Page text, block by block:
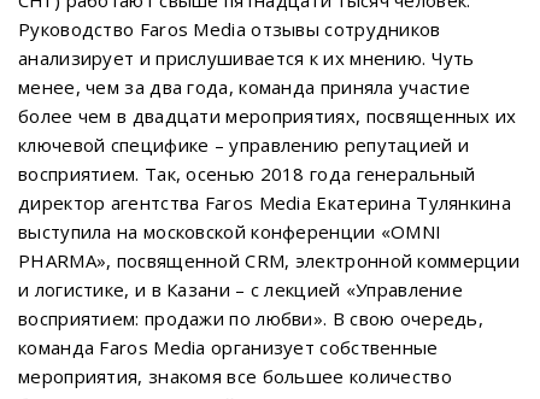
Руководство Faros Media отзывы сотрудников
анализирует и прислушивается к их мнению. Чуть
менее, чем за два года, команда приняла участие
более чем в двадцати мероприятиях, посвященных их
ключевой специфике – управлению репутацией и
восприятием. Так, осенью 2018 года генеральный
директор агентства Faros Media Екатерина Тулянкина
выступила на московской конференции «OMNI
PHARMA», посвященной CRM, электронной коммерции
и логистике, и в Казани – с лекцией «Управление
восприятием: продажи по любви». В свою очередь,
команда Faros Media организует собственные
мероприятия, знакомя все большее количество